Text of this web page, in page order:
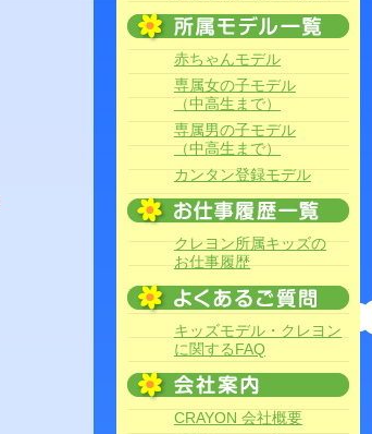
赤ちゃんモデル
専属女の子モデル
（中高生まで）
専属男の子モデル
（中高生まで）
カンタン登録モデル
クレヨン所属キッズの
お仕事履歴
キッズモデル・クレヨン
に関するFAQ
CRAYON 会社概要